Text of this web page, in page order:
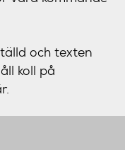
och texten
koll på